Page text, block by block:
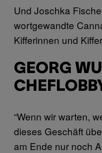
Und Joschka
wortgewandte
Kifferinnen und
GEORG
“Wenn wir warten,
dieses Geschäft
am Ende nur noch